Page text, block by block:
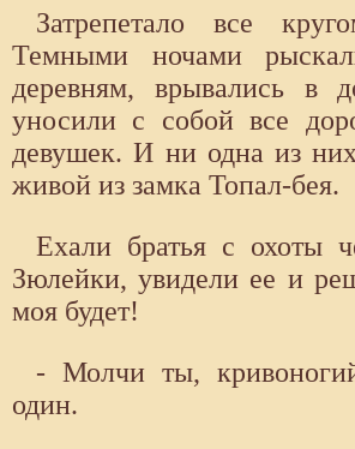
Затрепетало все
Темными ночами
деревням, врывались в
уносили с собой все
девушек. И ни одна из
живой из замка Топал-бея.
Ехали братья с охоты
Зюлейки, увидели ее и
моя будет!
- Молчи ты,
один.